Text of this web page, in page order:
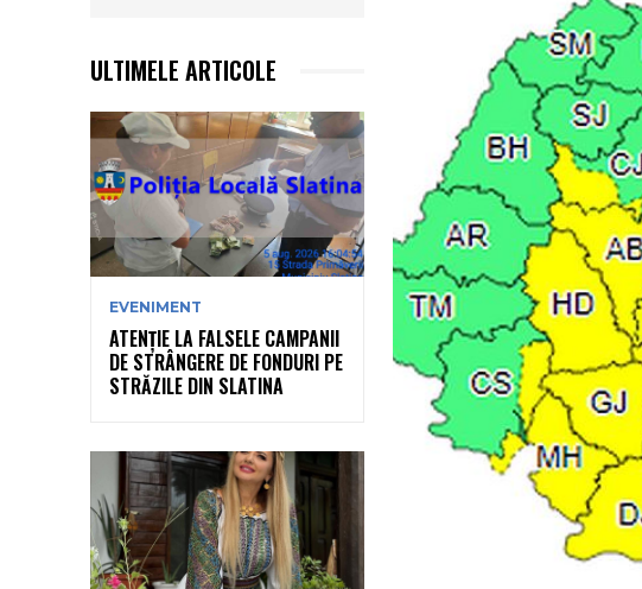
ULTIMELE ARTICOLE
EVENIMENT
ATENȚIE LA FALSELE CAMPANII
DE STRÂNGERE DE FONDURI PE
STRĂZILE DIN SLATINA